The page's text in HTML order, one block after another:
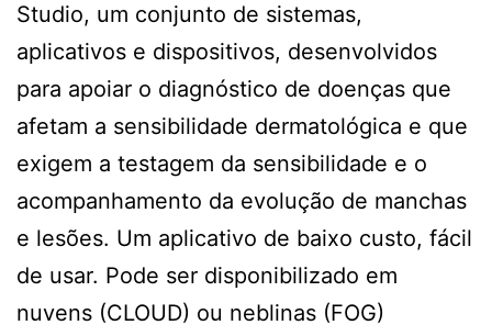
Studio, um conjunto de sistemas,
aplicativos e dispositivos, desenvolvidos
para apoiar o diagnóstico de doenças que
afetam a sensibilidade dermatológica e que
exigem a testagem da sensibilidade e o
acompanhamento da evolução de manchas
e lesões. Um aplicativo de baixo custo, fácil
de usar. Pode ser disponibilizado em
nuvens (CLOUD) ou neblinas (FOG)